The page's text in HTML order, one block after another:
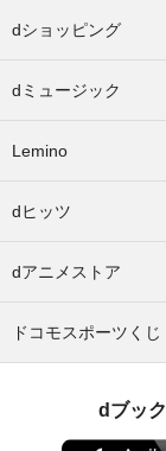
dショッピング
dミュージック
Lemino
dヒッツ
dアニメストア
ドコモスポーツくじ
dブッ